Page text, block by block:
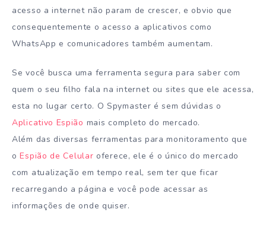
acesso a internet não param de crescer, e obvio que
consequentemente o acesso a aplicativos como
WhatsApp e comunicadores também aumentam.
Se você busca uma ferramenta segura para saber com
quem o seu filho fala na internet ou sites que ele acessa,
esta no lugar certo. O Spymaster é sem dúvidas o
Aplicativo Espião mais completo do mercado.
Além das diversas ferramentas para monitoramento que
oEspião de Celular oferece, ele é o único do mercado
com atualização em tempo real, sem ter que ficar
recarregando a página e você pode acessar as
informações de onde quiser.